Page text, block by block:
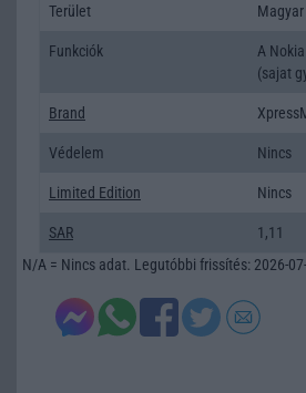
Terület Magyar
Funkciók
A
(sajat
Brand
Védelem Nincs
Limited Edition Nincs
SAR
1,11
N/A = Nincs adat. Legutóbbi frissítés: 2026-